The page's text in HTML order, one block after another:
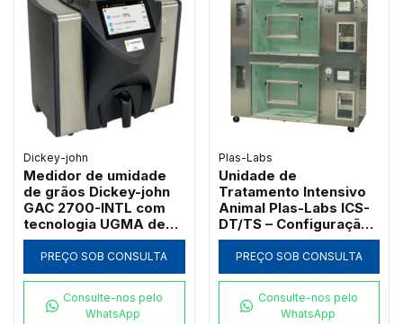
Dickey-john
Medidor de umidade
de grãos Dickey-john
GAC 2700-INTL com
tecnologia UGMA de
149 MHz
PREÇO SOB CONSULTA
Consulte-nos pelo
WhatsApp
Plas-Labs
Unidade de
Tratamento Intensivo
Animal Plas-Labs ICS-
DT/TS – Configuração
Vertical de Alta
Estatura
PREÇO SOB CONSULTA
Consulte-nos pelo
WhatsApp